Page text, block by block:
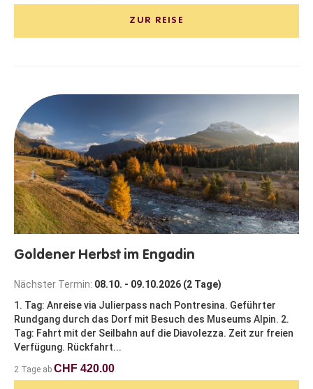
ZUR REISE
Goldener Herbst im Engadin
Nächster Termin: 08.10. - 09.10.2026 (2 Tage)
1. Tag: Anreise via Julierpass nach Pontresina. Geführter
Rundgang durch das Dorf mit Besuch des Museums Alpin. 2.
Tag: Fahrt mit der Seilbahn auf die Diavolezza. Zeit zur freien
Verfügung. Rückfahrt...
2 Tage ab CHF 420.00